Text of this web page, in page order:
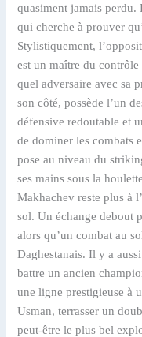
quasiment jamais
qui cherche à prouver
Stylistiquement,
est un maître du contrôle
quel adversaire avec sa
son côté, possède l’un
défensive redoutable et
de dominer les combats
pose au niveau du
ses mains sous la
Makhachev reste plus à
sol. Un échange debout
alors qu’un combat au
Daghestanais. Il y a
battre un ancien
une ligne prestigieuse à
Usman, terrasser un
peut-être le plus bel